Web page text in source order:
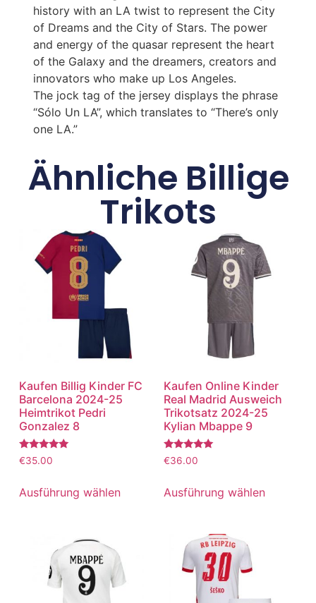
history with an LA twist to represent the City
of Dreams and the City of Stars. The power
and energy of the quasar represent the heart
of the Galaxy and the dreamers, creators and
innovators who make up Los Angeles.
The jock tag of the jersey displays the phrase
“Sólo Un LA”, which translates to “There’s only
one LA.”
Ähnliche Billige
Trikots
Kaufen Billig Kinder FC
Barcelona 2024-25
Heimtrikot Pedri
Gonzalez 8
Bewertet
mit
€35.00
Ausführung wählen
Kaufen Online Kinder
Real Madrid Ausweich
Trikotsatz 2024-25
Kylian Mbappe 9
Bewertet
mit
€36.00
Ausführung wählen